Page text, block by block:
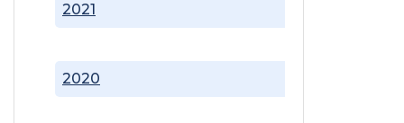
2020
2021